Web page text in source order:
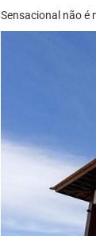
Sensacional não é